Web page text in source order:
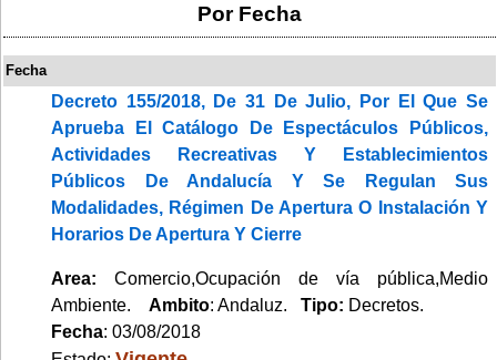
Por Fecha
Fecha
Decreto 155/2018, De 31 De Julio, Por El Que Se
Aprueba El Catálogo De Espectáculos Públicos,
Actividades Recreativas Y Establecimientos
Públicos De Andalucía Y Se Regulan Sus
Modalidades, Régimen De Apertura O Instalación Y
Horarios De Apertura Y Cierre
Area: Comercio,Ocupación de vía pública,Medio
Ambiente. Ambito: Andaluz. Tipo: Decretos.
Fecha: 03/08/2018